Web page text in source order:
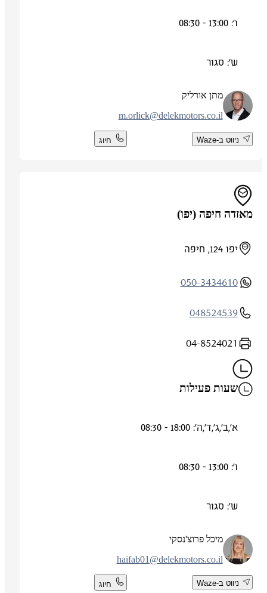
ש': סגור
מתן אורליק
m.orlick@delekmotors.co.il
ניווט ב-Waze חיוג
מאזדה חיפה (יפו)
יפו 124, חיפה
050-3434610
048524539
04-8524021
שעות פעילות
א',ב',ג',ד',ה': 18:00 - 08:30
ש': סגור
מיכל פרוצ'נסקי
haifab01@delekmotors.co.il
ניווט ב-Waze חיוג